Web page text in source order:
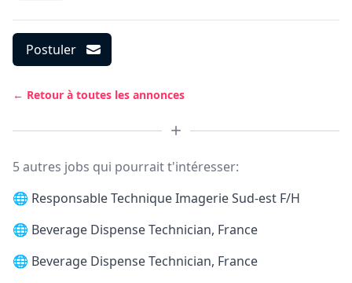
Postuler
← Retour à toutes les annonces
5 autres jobs qui pourrait t'intéresser:
🌐 Responsable Technique Imagerie Sud-est F/H
🌐 Beverage Dispense Technician, France
🌐 Beverage Dispense Technician, France